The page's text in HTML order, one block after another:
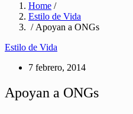
Home /
Estilo de Vida
/ Apoyan a ONGs
Estilo de Vida
7 febrero, 2014
Apoyan a ONGs